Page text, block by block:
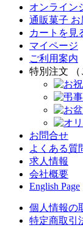
オンライン
通販菓子
カートを見
マイページ
ご利用案内
特別注文 （
お問合せ
よくある質
求人情報
会社概要
English Page
個人情報の
特定商取引